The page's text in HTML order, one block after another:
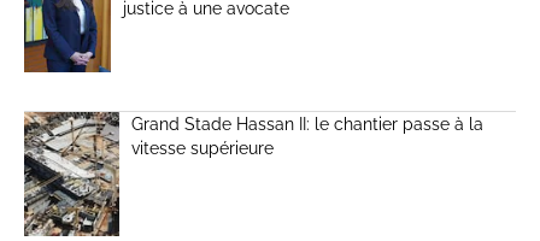
justice à une avocate
Grand Stade Hassan II: le chantier passe à la
vitesse supérieure